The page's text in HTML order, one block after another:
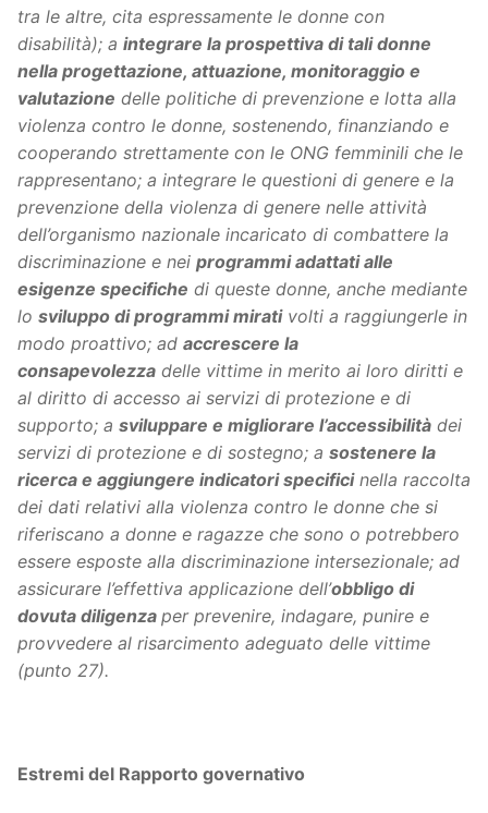
tra le altre, cita espressamente le donne con
disabilità); a integrare la prospettiva di tali donne
nella progettazione, attuazione, monitoraggio e
valutazione delle politiche di prevenzione e lotta alla
violenza contro le donne, sostenendo, finanziando e
cooperando strettamente con le ONG femminili che le
rappresentano; a integrare le questioni di genere e la
prevenzione della violenza di genere nelle attività
dell’organismo nazionale incaricato di combattere la
discriminazione e nei programmi adattati alle
esigenze specifiche di queste donne, anche mediante
lo sviluppo di programmi mirativolti a raggiungerle in
modo proattivo; ad accrescere la
consapevolezza delle vittime in merito ai loro diritti e
al diritto di accesso ai servizi di protezione e di
supporto; a sviluppare e migliorare l’accessibilità dei
servizi di protezione e di sostegno; a sostenere la
ricerca e aggiungere indicatori specificinella raccolta
dei dati relativi alla violenza contro le donne che si
riferiscano a donne e ragazze che sono o potrebbero
essere esposte alla discriminazione intersezionale; ad
assicurare l’effettiva applicazione dell’obbligo di
dovuta diligenza per prevenire, indagare, punire e
provvedere al risarcimento adeguato delle vittime
(punto 27).
Estremi del Rapporto governativo